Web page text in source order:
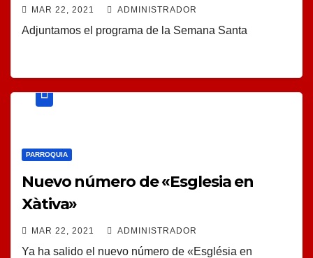
MAR 22, 2021 ADMINISTRADOR
Adjuntamos el programa de la Semana Santa
PARROQUIA
Nuevo número de «Esglesia en
Xàtiva»
MAR 22, 2021 ADMINISTRADOR
Ya ha salido el nuevo número de «Església en